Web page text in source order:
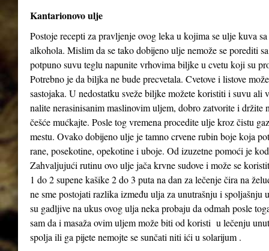
Kantarionovo ulje
Postoje recepti za pravljenje ovog leka u kojima se ulje kuva
alkohola. Mislim da se tako dobijeno ulje nemože se porediti
potpuno suvu teglu napunite vrhovima biljke u cvetu koji su
Potrebno je da biljka ne bude precvetala. Cvetove i listove
sastojaka. U nedostatku sveže biljke možete koristiti i suvu
nalite nerasinisanim maslinovim uljem, dobro zatvorite i držite
češće mućkajte. Posle tog vremena procedite ulje kroz čistu
mestu. Ovako dobijeno ulje je tamno crvene rubin boje koja
rane, posekotine, opekotine i uboje. Od izuzetne pomoći je
Zahvaljujući rutinu ovo ulje jača krvne sudove i može se
1 do 2 supene kašike 2 do 3 puta na dan za lečenje čira na
ne sme postojati razlika između ulja za unutrašnju i spoljašnju
su gadljive na ukus ovog ulja neka probaju da odmah posle
sam da i masaža ovim uljem može biti od koristi u lečenju
spolja ili ga pijete nemojte se sunčati niti ići u solarijum .